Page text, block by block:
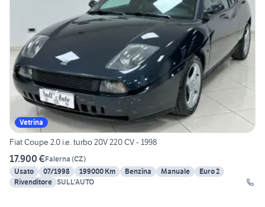
Vetrina
Fiat Coupe 2.0 i.e. turbo 20V 220 CV - 1998
17.900 €Falerna (CZ)
Usato
07/1998 199000 Km Benzina Manuale
Euro 2
Rivenditore SULL'AUTO